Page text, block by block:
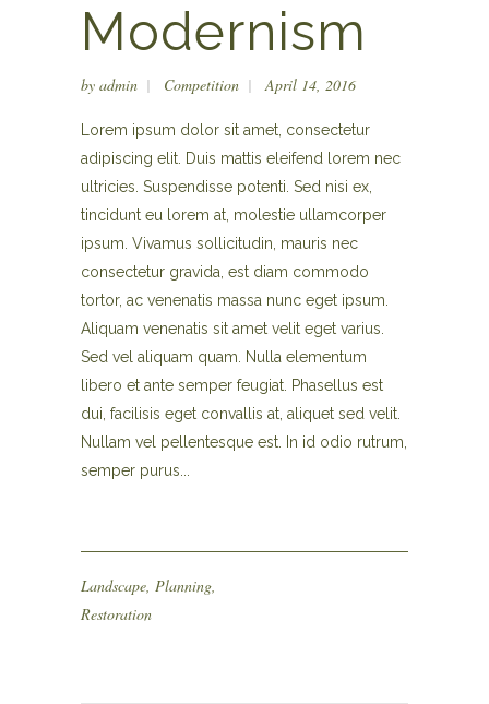
Modernism
by admin Competition April 14, 2016
Lorem ipsum dolor sit amet, consectetur
adipiscing elit. Duis mattis eleifend lorem nec
ultricies. Suspendisse potenti. Sed nisi ex,
tincidunt eu lorem at, molestie ullamcorper
ipsum. Vivamus sollicitudin, mauris nec
consectetur gravida, est diam commodo
tortor, ac venenatis massa nunc eget ipsum.
Aliquam venenatis sit amet velit eget varius.
Sed vel aliquam quam. Nulla elementum
libero et ante semper feugiat. Phasellus est
dui, facilisis eget convallis at, aliquet sed velit.
Nullam vel pellentesque est. In id odio rutrum,
semper purus...
Landscape, Planning,
Restoration